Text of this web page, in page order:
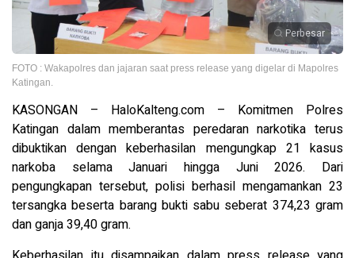
Perbesar
FOTO : Wakapolres dan jajaran saat press release yang digelar di Mapolres
Katingan.
KASONGAN – HaloKalteng.com – Komitmen Polres
Katingan dalam memberantas peredaran narkotika terus
dibuktikan dengan keberhasilan mengungkap 21 kasus
narkoba selama Januari hingga Juni 2026. Dari
pengungkapan tersebut, polisi berhasil mengamankan 23
tersangka beserta barang bukti sabu seberat 374,23 gram
dan ganja 39,40 gram.